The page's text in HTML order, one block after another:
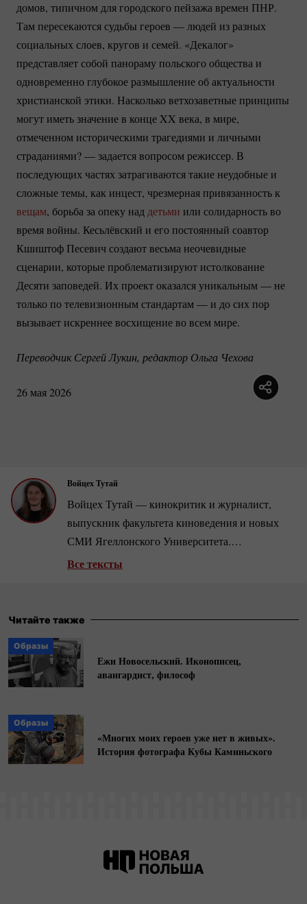
домов, типичном для городского пейзажа времен ПНР.
Там пересекаются судьбы героев — людей из разных
социальных слоев, кругов и семей. «Декалог»
представляет собой панораму польского общества и
одновременно глубокое размышление об актуальности
христианской этики. Насколько ветхозаветные принципы
могут иметь значение в конце XX века, в мире,
отмеченном историческими трагедиями и личными
страданиями? — задается вопросом режиссер. В
последующих частях затрагиваются такие неудобные и
сложные темы, как инцест, чрезмерная привязанность к
вещам, борьба за опеку над детьми или солидарность во
время войны. Кесьлёвский и его постоянный соавтор
Кшиштоф Песевич создают весьма неочевидные
сценарии, которые проблематизируют истолкование
Десяти заповедей. Их проект оказался уникальным — не
только по телевизионным стандартам — и до сих пор
вызывает искреннее восхищение во всем мире.
Переводчик Сергей Лукин, редактор Ольга Чехова
26 мая 2026
Войцех Тутай
Войцех Тутай — кинокритик и журналист,
выпускник факультета киноведения и новых
СМИ Ягеллонского Университета.
Публикуется, в частности, на портале о кино
Все тексты
Читайте также
Образы
Ежи Новосельский. Иконописец,
авангардист, философ
Образы
«Многих моих героев уже нет в живых».
История фотографа Кубы Каминьского